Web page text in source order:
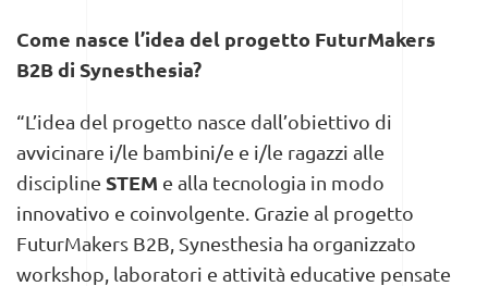
Come nasce l’idea del progetto FuturMakers
B2B di Synesthesia?
“L’idea del progetto nasce dall’obiettivo di
avvicinare i/le bambini/e e i/le ragazzi alle
discipline STEM e alla tecnologia in modo
innovativo e coinvolgente. Grazie al progetto
FuturMakers B2B, Synesthesia ha organizzato
workshop, laboratori e attività educative pensate